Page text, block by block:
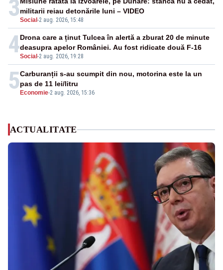
3Social -2 aug. 2026, 15:48
militarii reiau detonările luni – VIDEO
4Social -2 aug. 2026, 19:28
Drona care a ținut Tulcea în alertă a zburat 20 de minute
deasupra apelor României. Au fost ridicate două F-16
5 Economie-2 aug. 2026, 15:36
Carburanții s-au scumpit din nou, motorina este la un
pas de 11 lei/litru
ACTUALITATE